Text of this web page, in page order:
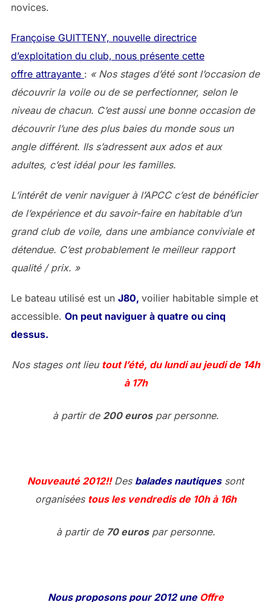
novices.
Françoise GUITTENY, nouvelle directrice
d’exploitation du club, nous présente cette
offre attrayante : « Nos stages d’été sont l’occasion de
découvrir la voile ou de se perfectionner, selon le
niveau de chacun. C’est aussi une bonne occasion de
découvrir l’une des plus baies du monde sous un
angle différent. Ils s’adressent aux ados et aux
adultes, c’est idéal pour les familles.
L’intérêt de venir naviguer à l’APCC c’est de bénéficier
de l’expérience et du savoir-faire en habitable d’un
grand club de voile, dans une ambiance conviviale et
détendue. C’est probablement le meilleur rapport
qualité / prix. »
Le bateau utilisé est un J80, voilier habitable simple et
accessible. On peut naviguer à quatre ou cinq
dessus.
Nos stages ont lieu tout l’été, du lundi au jeudi de 14h
à 17h
à partir de 200 eurospar personne.
Nouveauté 2012!!Des balades nautiquessont
organisées tous les vendredis de 10h à 16h
à partir de 70 eurospar personne.
Nous proposons pour 2012 une Offre